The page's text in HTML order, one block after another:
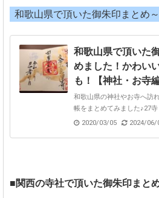
和歌山県で頂いた御朱印まとめ
和歌山県で頂いた
めました！かわい
も！【神社・お寺編
和歌山県の神社やお寺へ訪
帳をまとめてみました♪27寺
2020/03/05
2024/06/
■関西の寺社で頂いた御朱印まと